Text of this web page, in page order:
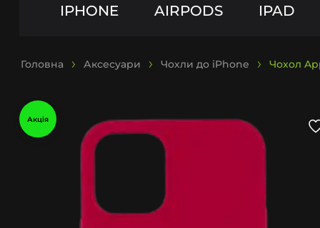
IPHONE AIRPODS IPAD
Головна Аксесуари Чохли до iPhone Чохол
Акція